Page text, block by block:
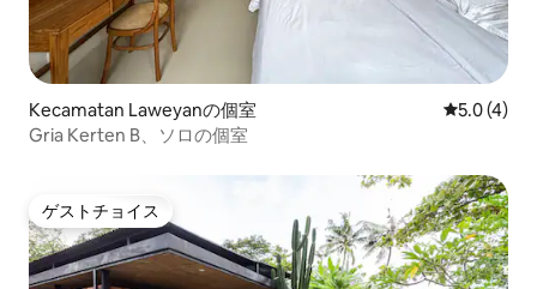
Kecamatan Laweyanの個室 レビュー4
5.0 (4)
Gria Kerten B、ソロの個室
ゲストチョイス
ゲストチョイス